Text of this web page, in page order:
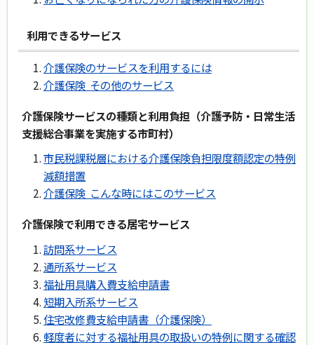
利用できるサービス
介護保険のサービスを利用するには
介護保険 その他のサービス
介護保険サービスの種類と利用負担（介護予防・日常生活
支援総合事業を実施する市町村）
市民税課税層における介護保険負担限度額認定の特例
減額措置
介護保険 こんな時にはこのサービス
介護保険で利用できる居宅サービス
訪問系サービス
通所系サービス
福祉用具購入費支給申請書
短期入所系サービス
住宅改修費支給申請書（介護保険）
軽度者に対する福祉用具の取扱いの特例に関する確認